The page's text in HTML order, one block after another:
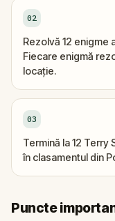
02
Rezolvă 12 enigme
Fiecare enigmă
locație.
03
Termină la 12 Terry
în clasamentul din
Puncte